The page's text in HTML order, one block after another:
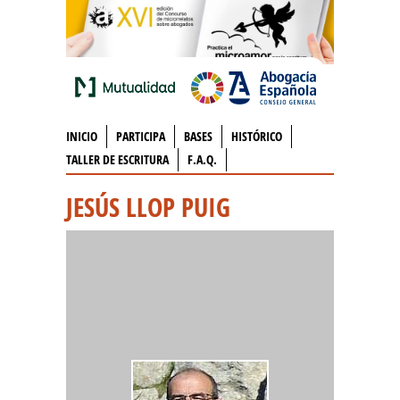
INICIO PARTICIPA BASES
HISTÓRICO
TALLER DE ESCRITURA
F.A.Q.
JESÚS LLOP PUIG